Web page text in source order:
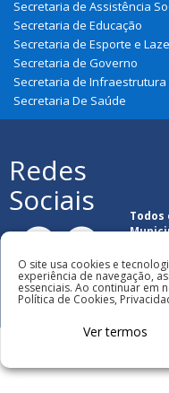
Secretaria de Assistência
Secretaria de Educação
Secretaria de Esporte e
Secretaria de Governo
Secretaria de Infraestrutura
Secretaria De Saúde
Redes
Sociais
O site usa cookies e
experiência de navegação,
essenciais. Ao continuar em
Política de Cookies,
Ver termos